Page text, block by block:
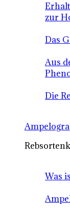
zur
Das
Aus
Die
Was